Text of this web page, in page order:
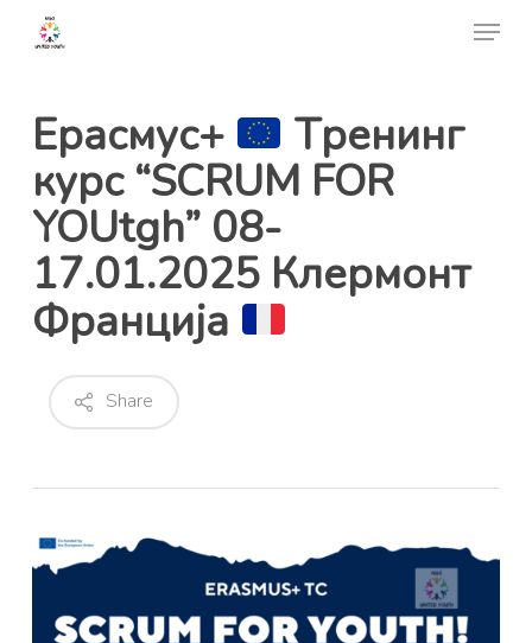
content
Menu
Ерасмус+ Tренинг
курс “SCRUM FOR
YOUtgh” 08-
17.01.2025 Клермонт
Франција
Share